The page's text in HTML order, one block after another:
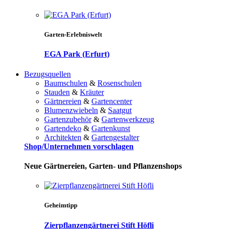
Garten-Erlebniswelt
EGA Park (Erfurt)
Bezugsquellen
Baumschulen & Rosenschulen
Stauden & Kräuter
Gärtnereien & Gartencenter
Blumenzwiebeln & Saatgut
Gartenzubehör& Gartenwerkzeug
Gartendeko & Gartenkunst
Architekten & Gartengestalter
Shop/Unternehmen vorschlagen
Neue Gärtnereien, Garten- und Pflanzenshops
Geheimtipp
Zierpflanzengärtnerei Stift Höfli